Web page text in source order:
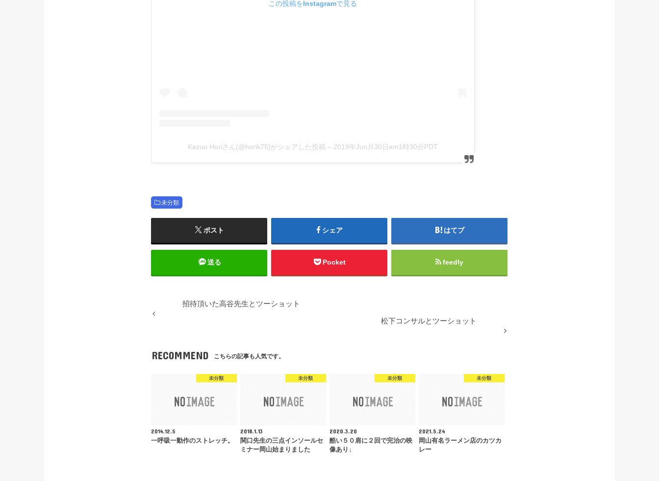
この投稿をInstagramで見る
Kazuo Horiさん(@horik75)がシェアした投稿 – 2019年Jun月30日am1時30分PDT
未分類
ポスト シェア はてブ
送る Pocket feedly
招待頂いた高谷先生とツーショット
松下コンサルとツーショット
RECOMMEND こちらの記事も人気です。
未分類
2014.12.5
一呼吸一動作のストレッチ。
未分類
2018.1.13
関口先生の三点インソールセ
ミナー岡山始まりました
未分類
2020.3.20
酷い５０肩に２回で完治の映
像あり↓
未分類
2021.5.24
岡山有名ラーメン店のカツカ
レー